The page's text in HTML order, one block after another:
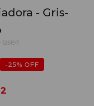
- Gris-
25